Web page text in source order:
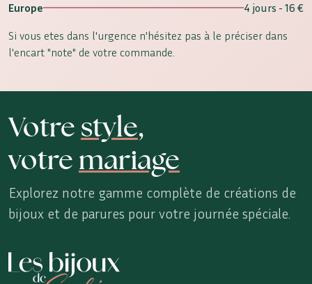
Europe
4 jours - 16 €
Si vous etes dans l'urgence n'hésitez pas à le préciser dans
l'encart "note" de votre commande.
Votrestyle,
votremariage
Explorez notre gamme complète de créations de
bijoux et de parures pour votre journée spéciale.
Les Bijoux de Sophie